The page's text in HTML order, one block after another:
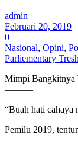
admin
Februari 20, 2019
0
Nasional, Opini,
Parliementary
Mimpi Bangkitnya
———
“Buah hati cahaya
Pemilu 2019,